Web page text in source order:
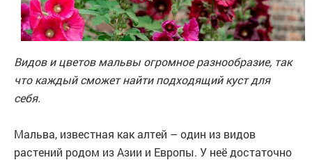
Видов и цветов мальвы огромное разнообразие, так
что каждый сможет найти подходящий куст для
себя.
Мальва, известная как алтей – один из видов
растений родом из Азии и Европы. У неё достаточно